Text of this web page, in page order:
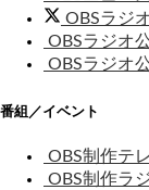
OBSラジ
OBSラジオ
OBSラジオ
番組／イベント
OBS制作テ
OBS制作ラ